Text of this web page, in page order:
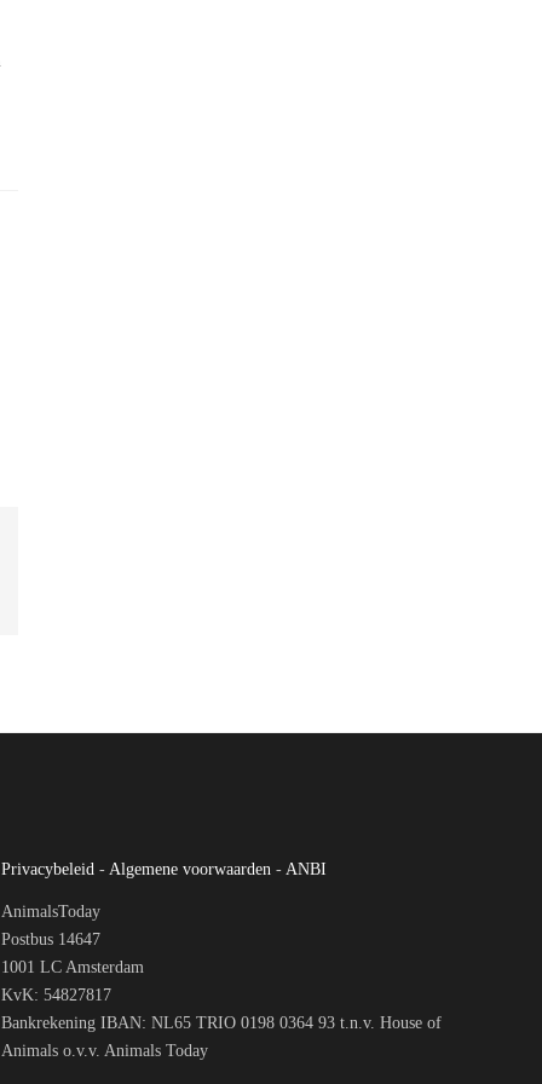
Privacybeleid - Algemene voorwaarden - ANBI
AnimalsToday
Postbus 14647
1001 LC Amsterdam
KvK: 54827817
Bankrekening IBAN: NL65 TRIO 0198 0364 93 t.n.v. House of
Animals o.v.v. Animals Today